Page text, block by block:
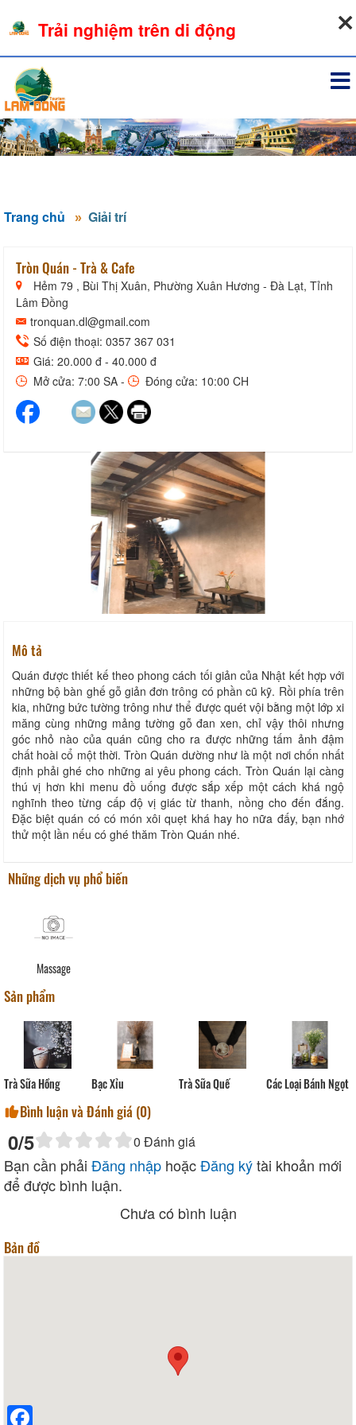
Trang chủ Giải trí
Tròn Quán - Trà & Cafe
Hẻm 79 , Bùi Thị Xuân, Phường Xuân Hương - Đà Lạt, Tỉnh
Lâm Đồng
tronquan.dl@gmail.com
Số điện thoại: 0357 367 031
Giá: 20.000 đ - 40.000 đ
Mở cửa: 7:00 SA -
Đóng cửa: 10:00 CH
Mô tả
Quán được thiết kế theo phong cách tối giản của Nhật kết hợp với
những bộ bàn ghế gỗ giản đơn trông có phần cũ kỹ. Rồi phía trên
kia, những bức tường trông như thể được quét vội bằng một lớp xi
măng cùng những mảng tường gỗ đan xen, chỉ vậy thôi nhưng
góc nhỏ nào của quán cũng cho ra được những tấm ảnh đậm
chất hoài cổ một thời. Tròn Quán dường như là một nơi chốn nhất
định phải ghé cho những ai yêu phong cách. Tròn Quán lại càng
thú vị hơn khi menu đồ uống được sắp xếp một cách khá ngộ
nghĩnh theo từng cấp độ vị giác từ thanh, nồng cho đến đắng.
Đặc biệt quán có có món xôi quẹt khá hay ho nữa đấy, bạn nhớ
thử một lần nếu có ghé thăm Tròn Quán nhé.
Những dịch vụ phổ biến
Massage
Sản phẩm
Trà Sữa Hồng Bạc Xỉu Trà Sữa Quế Các Loại Bánh Ngọt
Bình luận và Đánh giá (0)
0/5 0 Đánh giá
Bạn cần phải Đăng nhập hoặcĐăng kýtài khoản mới
để được bình luận.
Chưa có bình luận
Bản đồ
Trải nghiệm trên di động